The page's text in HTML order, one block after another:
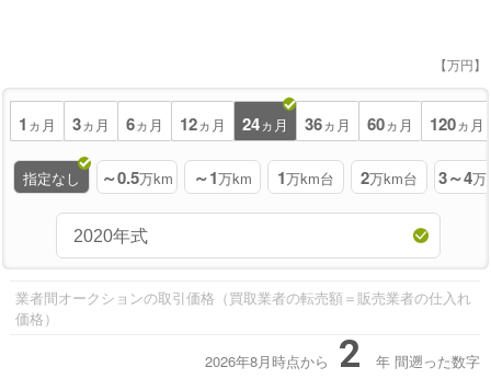
【万円】
1 ヵ月 3ヵ月 6ヵ月 12ヵ月 24ヵ月 36ヵ月 60ヵ月 120ヵ月
指定なし ～0.5万km ～1万km 1万km台 2万km台 3～4万
業者間オークションの取引価格（買取業者の転売額＝販売業者の仕入れ
価格）
2026年8月時点から 2 年 間遡った数字